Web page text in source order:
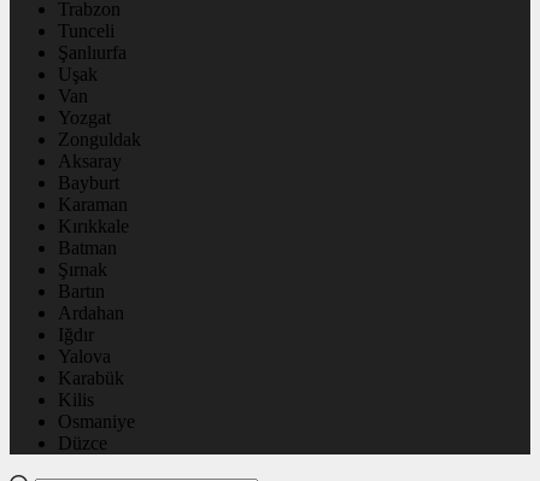
Trabzon
Tunceli
Şanlıurfa
Uşak
Van
Yozgat
Zonguldak
Aksaray
Bayburt
Karaman
Kırıkkale
Batman
Şırnak
Bartın
Ardahan
Iğdır
Yalova
Karabük
Kilis
Osmaniye
Düzce